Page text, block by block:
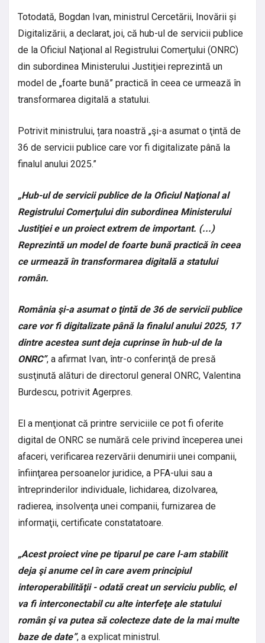
Totodată, Bogdan Ivan, ministrul Cercetării, Inovării și
Digitalizării, a declarat, joi, că hub-ul de servicii publice
de la Oficiul Naţional al Registrului Comerţului (ONRC)
din subordinea Ministerului Justiţiei reprezintă un
model de „foarte bună” practică în ceea ce urmează în
transformarea digitală a statului.
Potrivit ministrului, țara noastră „şi-a asumat o ţintă de
36 de servicii publice care vor fi digitalizate până la
finalul anului 2025.”
„Hub-ul de servicii publice de la Oficiul Naţional al
Registrului Comerţului din subordinea Ministerului
Justiţiei e un proiect extrem de important. (...)
Reprezintă un model de foarte bună practică în ceea
ce urmează în transformarea digitală a statului
român.
România şi-a asumat o ţintă de 36 de servicii publice
care vor fi digitalizate până la finalul anului 2025, 17
dintre acestea sunt deja cuprinse în hub-ul de la
ONRC”, a afirmat Ivan, într-o conferinţă de presă
susţinută alături de directorul general ONRC, Valentina
Burdescu, potrivit Agerpres.
El a menţionat că printre serviciile ce pot fi oferite
digital de ONRC se numără cele privind începerea unei
afaceri, verificarea rezervării denumirii unei companii,
înfiinţarea persoanelor juridice, a PFA-ului sau a
întreprinderilor individuale, lichidarea, dizolvarea,
radierea, insolvenţa unei companii, furnizarea de
informaţii, certificate constatatoare.
„Acest proiect vine pe tiparul pe care l-am stabilit
deja şi anume cel în care avem principiul
interoperabilităţii - odată creat un serviciu public, el
va fi interconectabil cu alte interfeţe ale statului
român şi va putea să colecteze date de la mai multe
baze de date”, a explicat ministrul.